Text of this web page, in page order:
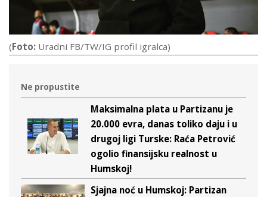
(Foto: Uradni FB/TW/IG profil igralca)
Ne propustite
Maksimalna plata u Partizanu je
20.000 evra, danas toliko daju i u
drugoj ligi Turske: Raća Petrović
ogolio finansijsku realnost u
Humskoj!
Sjajna noć u Humskoj: Partizan